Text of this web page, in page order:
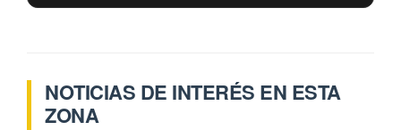
NOTICIAS DE INTERÉS EN ESTA
ZONA